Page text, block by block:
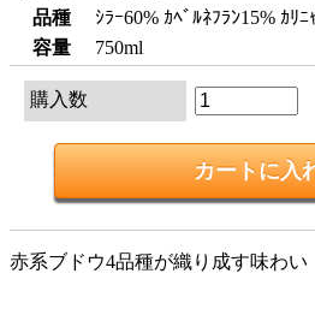
品種
ｼﾗｰ60% ｶﾍﾞﾙﾈﾌﾗﾝ15% ｶﾘ
容量
750ml
購入数
赤系ブドウ4品種が織り成す味わい